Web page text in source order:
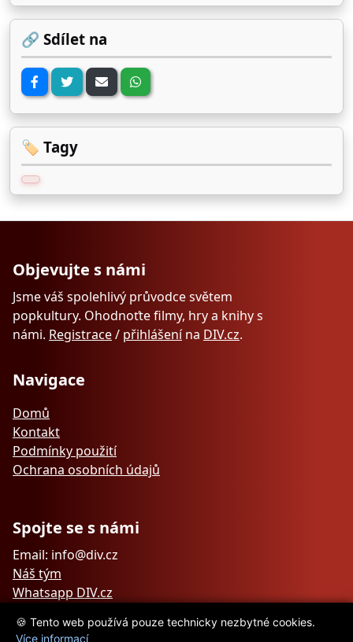
🔗 Sdílet na
🏷️ Tagy
Objevujte s námi
Jsme váš spolehlivý průvodce světem
popkultury. Ohodnoťte filmy, hry a knihy s
námi. Registrace/ přihlášenína DIV.cz.
Navigace
Domů
Kontakt
Podmínky použití
Ochrana osobních údajů
Spojte se s námi
Email: info@div.cz
Náš tým
Whatsapp DIV.cz
🍪 Tento web používá pouze technicky nezbytné cookies.
Více informací